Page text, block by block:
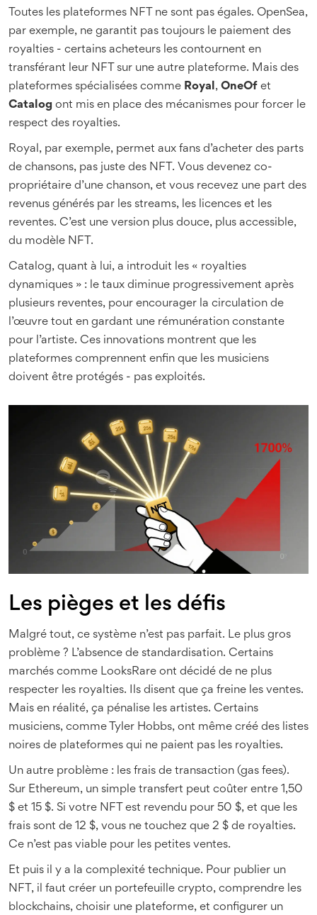
Toutes les plateformes NFT ne sont pas égales. OpenSea,
par exemple, ne garantit pas toujours le paiement des
royalties - certains acheteurs les contournent en
transférant leur NFT sur une autre plateforme. Mais des
plateformes spécialisées comme Royal , OneOf et
Catalog ont mis en place des mécanismes pour forcer le
respect des royalties.
Royal, par exemple, permet aux fans d’acheter des parts
de chansons, pas juste des NFT. Vous devenez co-
propriétaire d’une chanson, et vous recevez une part des
revenus générés par les streams, les licences et les
reventes. C’est une version plus douce, plus accessible,
du modèle NFT.
Catalog, quant à lui, a introduit les « royalties
dynamiques » : le taux diminue progressivement après
plusieurs reventes, pour encourager la circulation de
l’œuvre tout en gardant une rémunération constante
pour l’artiste. Ces innovations montrent que les
plateformes comprennent enfin que les musiciens
doivent être protégés - pas exploités.
Les pièges et les défis
Malgré tout, ce système n’est pas parfait. Le plus gros
problème ? L’absence de standardisation. Certains
marchés comme LooksRare ont décidé de ne plus
respecter les royalties. Ils disent que ça freine les ventes.
Mais en réalité, ça pénalise les artistes. Certains
musiciens, comme Tyler Hobbs, ont même créé des listes
noires de plateformes qui ne paient pas les royalties.
Un autre problème : les frais de transaction (gas fees).
Sur Ethereum, un simple transfert peut coûter entre 1,50
$ et 15 $. Si votre NFT est revendu pour 50 $, et que les
frais sont de 12 $, vous ne touchez que 2 $ de royalties.
Ce n’est pas viable pour les petites ventes.
Et puis il y a la complexité technique. Pour publier un
NFT, il faut créer un portefeuille crypto, comprendre les
blockchains, choisir une plateforme, et configurer un